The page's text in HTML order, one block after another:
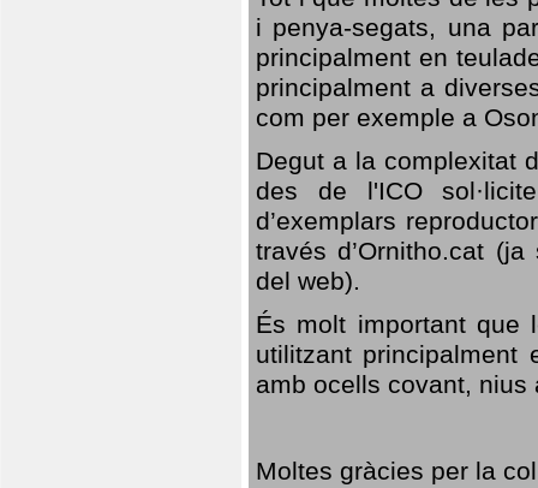
i penya-segats, una
principalment en
principalment a
com per exemple a
Degut a la complexitat
des de l'ICO
d’exemplars
través d’Ornitho.cat
del web).
És molt important que
utilitzant
amb ocells covant,
Moltes gràcies per la